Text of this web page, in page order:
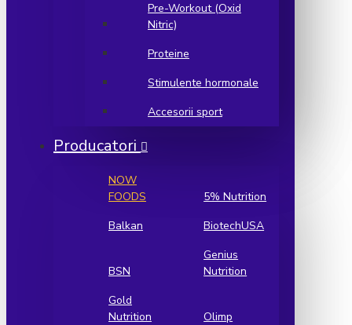
Pre-Workout (Oxid
Nitric)
Proteine
Stimulente hormonale
Accesorii sport
Producatori
NOW
FOODS
5% Nutrition
Balkan
BiotechUSA
BSN
Genius
Nutrition
Gold
Nutrition
Olimp